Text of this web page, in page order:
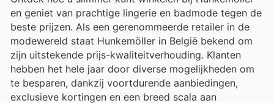
en geniet van prachtige lingerie en badmode tegen de
beste prijzen. Als een gerenommeerde retailer in de
modewereld staat Hunkemöller in België bekend om
zijn uitstekende prijs-kwaliteitverhouding. Klanten
hebben het hele jaar door diverse mogelijkheden om
te besparen, dankzij voortdurende aanbiedingen,
exclusieve kortingen en een breed scala aan